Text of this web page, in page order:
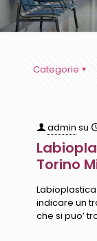
Categorie
admin su
Torino
indicare un
che si puo’